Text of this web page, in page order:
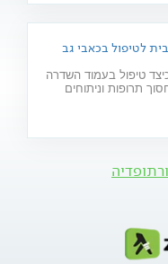
לטיפול בכאבי גב
טיפול בעמוד השדרה
תרופות וניתוחים